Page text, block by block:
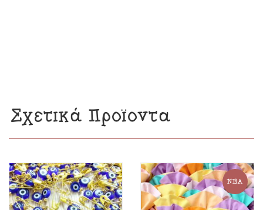
Σχετικά Προϊόντα
ΝΈΑ